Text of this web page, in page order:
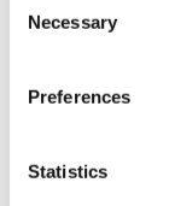
Necessary
Preferences
Statistics